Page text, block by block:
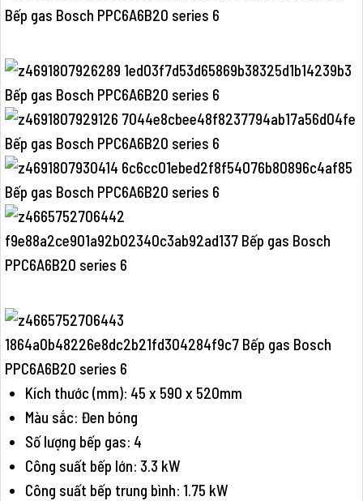
Kích thước (mm): 45 x 590 x 520mm
Màu sắc: Đen bóng
Số lượng bếp gas: 4
Công suất bếp lớn: 3.3 kW
Công suất bếp trung bình: 1.75 kW